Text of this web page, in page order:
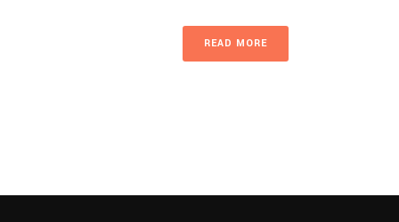
READ MORE